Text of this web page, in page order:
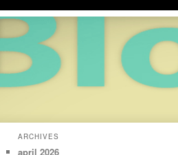
ARCHIVES
april 2026